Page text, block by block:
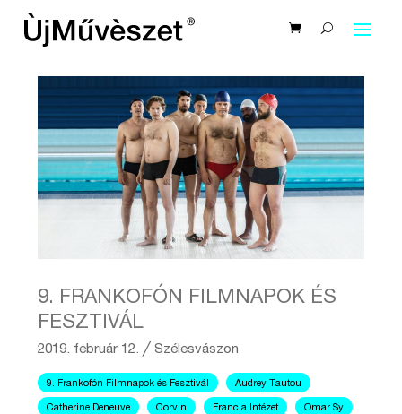
9. FRANKOFÓN FILMNAPOK ÉS
FESZTIVÁL
2019. február 12. ╱Szélesvászon
9. Frankofón Filmnapok és Fesztivál Audrey Tautou
Catherine Deneuve Corvin Francia Intézet Omar Sy